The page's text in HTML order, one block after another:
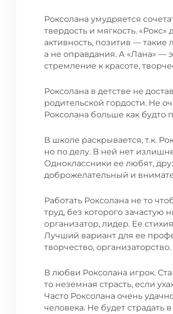
Роксолана умудряется
твердость и мягкость.
активность, позитив — такие
а не оправдания. А «Лана» —
стремление к красоте,
Роксолана в детстве не
родительской гордости. Не
Роксолана больше как будто
В школе раскрывается, т.к.
но по делу. В ней нет
Одноклассники ее любят,
доброжелательный и
Работать Роксолана не то
труд, без которого зачастую
организатор, лидер. Ее
Лучший вариант для ее
творчество, организаторство.
В любви Роксолана игрок.
то неземная страсть, если
Часто Роксолана очень
человека. Не будет страдать